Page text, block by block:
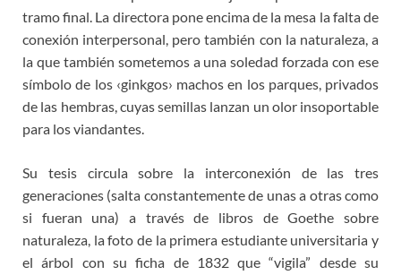
tramo final. La directora pone encima de la mesa la falta de
conexión interpersonal, pero también con la naturaleza, a
la que también sometemos a una soledad forzada con ese
símbolo de los ‹ginkgos› machos en los parques, privados
de las hembras, cuyas semillas lanzan un olor insoportable
para los viandantes.
Su tesis circula sobre la interconexión de las tres
generaciones (salta constantemente de unas a otras como
si fueran una) a través de libros de Goethe sobre
naturaleza, la foto de la primera estudiante universitaria y
el árbol con su ficha de 1832 que “vigila” desde su